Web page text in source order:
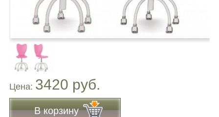
Цена: 3420 руб.
В корзину